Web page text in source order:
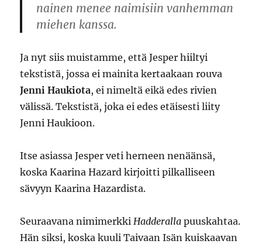
nainen menee naimisiin vanhemman
miehen kanssa.
Ja nyt siis muistamme, että Jesper hiiltyi
tekstistä, jossa ei mainita kertaakaan rouva
Jenni Haukiota, ei nimeltä eikä edes rivien
välissä. Tekstistä, joka ei edes etäisesti liity
Jenni Haukioon.
Itse asiassa Jesper veti herneen nenäänsä,
koska Kaarina Hazard kirjoitti pilkalliseen
sävyyn Kaarina Hazardista.
Seuraavana nimimerkki Hadderalla puuskahtaa.
Hän siksi, koska kuuli Taivaan Isän kuiskaavan